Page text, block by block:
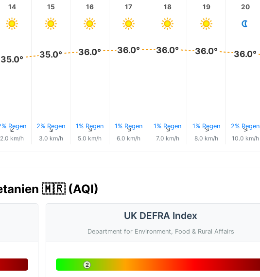
14
35.0°
Regen
↑
2.0 km/h
15
35.0°
2% Regen
↑
3.0 km/h
16
36.0°
1% Regen
↑
5.0 km/h
17
36.0°
1% Regen
↑
6.0 km/h
18
36.0°
1% Regen
↑
7.0 km/h
19
36.0°
1% Regen
↑
8.0 km/h
20
36.0°
2% Regen
↑
10.0 km/h
🇲🇷 (AQI)
UK DEFRA Index
Department for Environment, Food & Rural Affairs
2